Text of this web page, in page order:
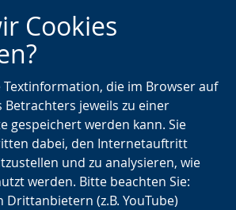
Zur
Hauptnavigation
Zur
Seitennavigation
Zum
Inhalt
Cookies
Textinformation, die im Browser auf
Betrachters jeweils zu einer
gespeichert werden kann. Sie
dabei, den Internetauftritt
und zu analysieren, wie
werden. Bitte beachten Sie:
Drittanbietern (z.B. YouTube)